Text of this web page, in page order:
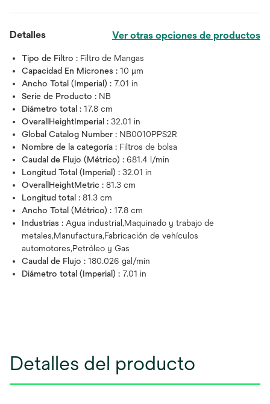
Detalles Ver otras opciones de productos
Tipo de Filtro : Filtro de Mangas
Capacidad En Micrones : 10 μm
Ancho Total (Imperial) : 7.01 in
Serie de Producto : NB
Diámetro total : 17.8 cm
OverallHeightImperial : 32.01 in
Global Catalog Number : NB0010PPS2R
Nombre de la categoría : Filtros de bolsa
Caudal de Flujo (Métrico) : 681.4 l/min
Longitud Total (Imperial) : 32.01 in
OverallHeightMetric : 81.3 cm
Longitud total : 81.3 cm
Ancho Total (Métrico) : 17.8 cm
Industrias : Agua industrial,Maquinado y trabajo de
metales,Manufactura,Fabricación de vehículos
automotores,Petróleo y Gas
Caudal de Flujo : 180.026 gal/min
Diámetro total (Imperial) : 7.01 in
Detalles del producto